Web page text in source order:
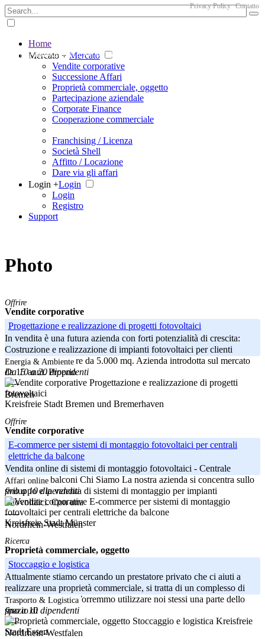
The big marketplace for business
Privacy Policy Contatto
Home
Mercato + Mercato
Vendite corporative
Successione Affari
Proprietà commerciale, oggetto
Partecipazione aziendale
Corporate Finance
Cooperazione commerciale
Franchising / Licenza
Società Shell
Affitto / Locazione
Dare via gli affari
Login +Login
Login
Registro
Support
Photo
Offrire
Vendite corporative
Progettazione e realizzazione di progetti fotovoltaici
In vendita è una futura azienda con forti potenzialità di crescita:
Costruzione e realizzazione di impianti fotovoltaici per clienti
commerciali a partire da 5.000 mq. Azienda introdotta sul mercato
da 15 anni. Proprio
-----
Bremen
Energia & Ambiente
Da 10 a 20 dipendenti
Kreisfreie Stadt Bremen und Bremerhaven
Offrire
Vendite corporative
E-commerce per sistemi di montaggio fotovoltaici per centrali
elettriche da balcone
Vendita online di sistemi di montaggio fotovoltaici - Centrale
elettrica per balconi Chi Siamo La nostra azienda si concentra sullo
sviluppo e la vendita di sistemi di montaggio per impianti
fotovoltaici. Con una
-----
Nordrhein-Westfalen
Affari online
fino a 10 dipendenti
Kreisfreie Stadt Münster
Ricerca
Proprietà commerciale, oggetto
Stoccaggio e logistica
Attualmente stiamo cercando un prestatore privato che ci aiuti a
realizzare una proprietà commerciale, si tratta di un complesso di
uffici e magazzini. Vorremmo utilizzare noi stessi una parte dello
spazio di
-----
Nordrhein-Westfalen
Trasporto & Logistica
fino a 10 dipendenti
Kreisfreie
Stadt Essen